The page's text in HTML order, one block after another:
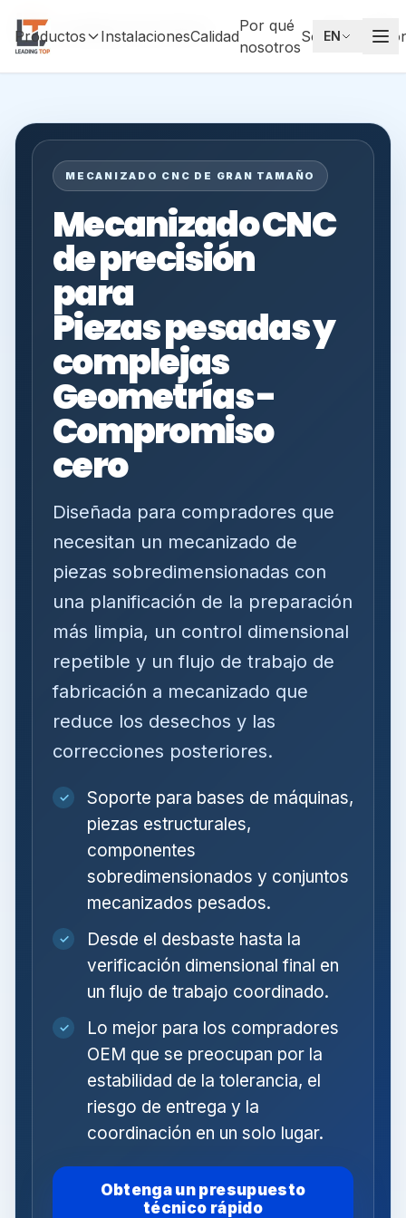
Leading Top Union ES
Productos InstalacionesCalidad
Por qué
nosotros
Socios
EN
MECANIZADO CNC DE GRAN TAMAÑO
Mecanizado CNC
de precisión
para
Piezas pesadas y
complejas
Geometrías -
Compromiso
cero
Diseñada para compradores que
necesitan un mecanizado de
piezas sobredimensionadas con
una planificación de la preparación
más limpia, un control dimensional
repetible y un flujo de trabajo de
fabricación a mecanizado que
reduce los desechos y las
correcciones posteriores.
✓
Soporte para bases de máquinas,
piezas estructurales,
componentes
sobredimensionados y conjuntos
mecanizados pesados.
✓
Desde el desbaste hasta la
verificación dimensional final en
un flujo de trabajo coordinado.
✓
Lo mejor para los compradores
OEM que se preocupan por la
estabilidad de la tolerancia, el
riesgo de entrega y la
coordinación en un solo lugar.
Obtenga un presupuesto
técnico rápido